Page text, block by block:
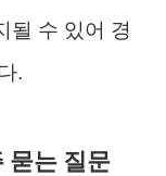
될 수 있어 경
.
묻는 질문